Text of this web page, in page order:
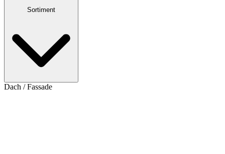
Sortiment
Dach / Fassade